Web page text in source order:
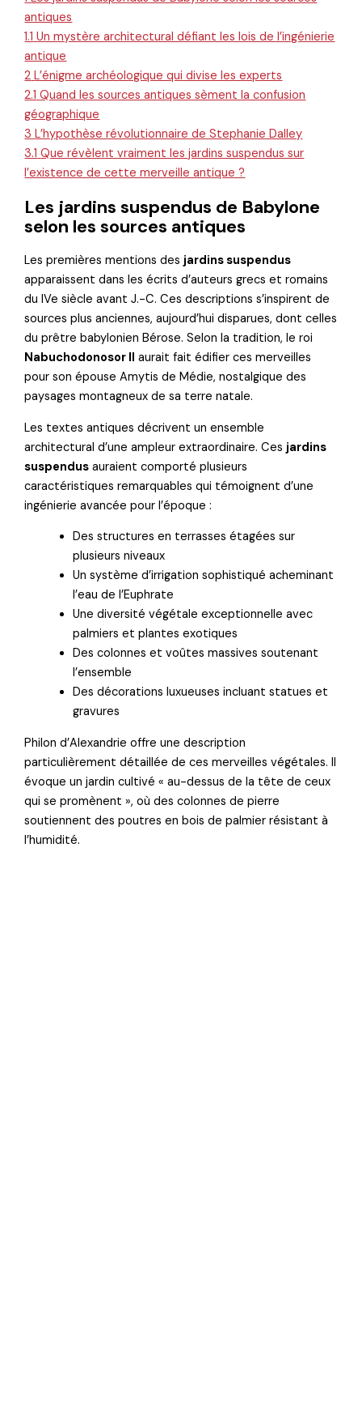
antiques
1.1 Un mystère architectural défiant les lois de l’ingénierie
antique
2 L’énigme archéologique qui divise les experts
2.1 Quand les sources antiques sèment la confusion
géographique
3 L’hypothèse révolutionnaire de Stephanie Dalley
3.1 Que révèlent vraiment les jardins suspendus sur
l’existence de cette merveille antique ?
Les jardins suspendus de Babylone
selon les sources antiques
Les premières mentions des jardins suspendus
apparaissent dans les écrits d’auteurs grecs et romains
du IVe siècle avant J.-C. Ces descriptions s’inspirent de
sources plus anciennes, aujourd’hui disparues, dont celles
du prêtre babylonien Bérose. Selon la tradition, le roi
Nabuchodonosor II aurait fait édifier ces merveilles
pour son épouse Amytis de Médie, nostalgique des
paysages montagneux de sa terre natale.
Les textes antiques décrivent un ensemble
architectural d’une ampleur extraordinaire. Ces jardins
suspendus auraient comporté plusieurs
caractéristiques remarquables qui témoignent d’une
ingénierie avancée pour l’époque :
Des structures en terrasses étagées sur
plusieurs niveaux
Un système d’irrigation sophistiqué acheminant
l’eau de l’Euphrate
Une diversité végétale exceptionnelle avec
palmiers et plantes exotiques
Des colonnes et voûtes massives soutenant
l’ensemble
Des décorations luxueuses incluant statues et
gravures
Philon d’Alexandrie offre une description
particulièrement détaillée de ces merveilles végétales. Il
évoque un jardin cultivé « au-dessus de la tête de ceux
qui se promènent », où des colonnes de pierre
soutiennent des poutres en bois de palmier résistant à
l’humidité.